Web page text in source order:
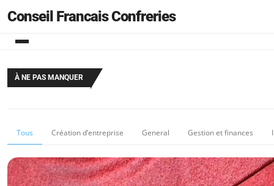
Conseil Francais Confreries
À NE PAS MANQUER
Tous Création d’entreprise General Gestion et finances